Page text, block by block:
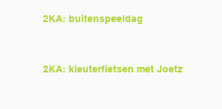
2KA: buitenspeeldag
2KA: kleuterfietsen met Joetz